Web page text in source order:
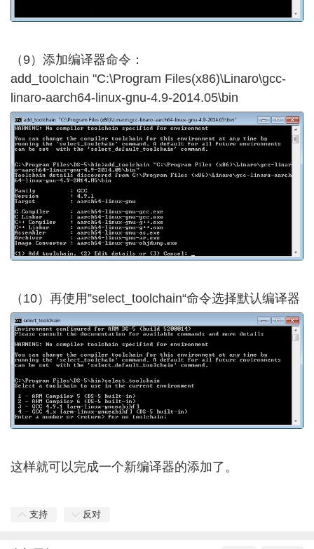
（9）添加编译器命令：
add_toolchain "C:\Program Files(x86)\Linaro\gcc-
linaro-aarch64-linux-gnu-4.9-2014.05\bin
（10）再使用”select_toolchain“命令选择默认编译器
这样就可以完成一个新编译器的添加了。
支持 反对